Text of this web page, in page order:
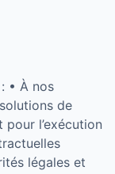
• À nos
de
l’exécution
légales et